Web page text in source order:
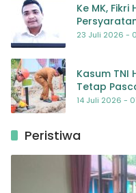
Ke MK,
Kompetensi
23 Juli 2026 -
Kasum TNI
Tetap
Harapan
14 Juli 2026 -
Peristiwa